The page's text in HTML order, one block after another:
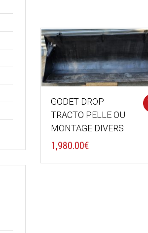
GODET DROP
TRACTO PELLE OU
MONTAGE DIVERS
1,980.00€